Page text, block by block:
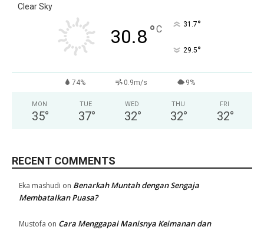
Clear Sky
30.8°C 31.7°
29.5°
74% 0.9m/s 9%
MON
35°
TUE
37°
WED
32°
THU
32°
FRI
32°
RECENT COMMENTS
Eka mashudi on Benarkah Muntah dengan Sengaja
Membatalkan Puasa?
Mustofa on Cara Menggapai Manisnya Keimanan dan